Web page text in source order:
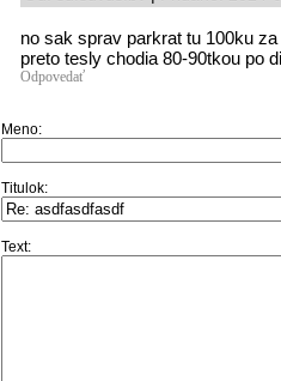
no sak sprav parkrat tu 100ku
preto tesly chodia 80-90tkou po
Odpovedať
Meno:
Titulok:
Text: